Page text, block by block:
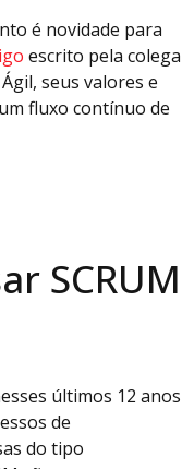
é novidade para
escrito pela colega
seus valores e
fluxo contínuo de
SCRUM
últimos 12 anos
de
do tipo